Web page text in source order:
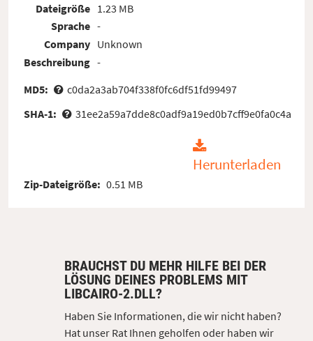
Dateigröße
Sprache
Company
Beschreibung
1.23 MB
-
Unknown
-
MD5:
c0da2a3ab704f338f0fc6df51fd99497
SHA-1:
31ee2a59a7dde8c0adf9a19ed0b7cff9e0fa0c4a
Herunterladen
Zip-Dateigröße: 0.51 MB
BRAUCHST DU MEHR HILFE BEI DER
LÖSUNG DEINES PROBLEMS MIT
LIBCAIRO-2.DLL?
Haben Sie Informationen, die wir nicht haben?
Hat unser Rat Ihnen geholfen oder haben wir